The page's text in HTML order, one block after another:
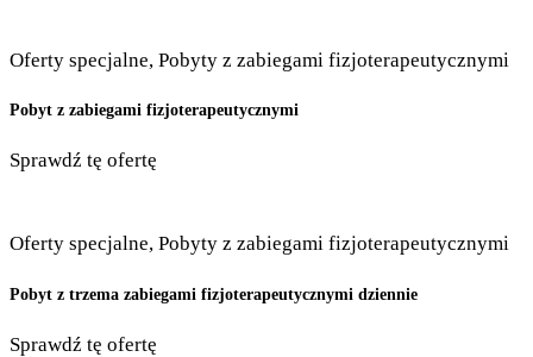
Oferty specjalne, Pobyty z zabiegami fizjoterapeutycznymi
Pobyt z zabiegami fizjoterapeutycznymi
Sprawdź tę ofertę
Oferty specjalne, Pobyty z zabiegami fizjoterapeutycznymi
Pobyt z trzema zabiegami fizjoterapeutycznymi dziennie
Sprawdź tę ofertę